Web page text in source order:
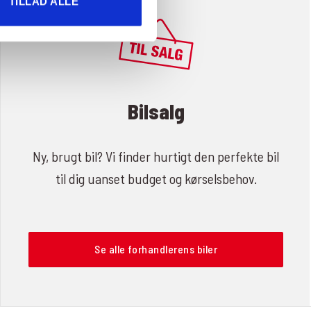
Bilsalg
Ny, brugt bil? Vi finder hurtigt den perfekte bil
til dig uanset budget og kørselsbehov.
Se alle forhandlerens biler